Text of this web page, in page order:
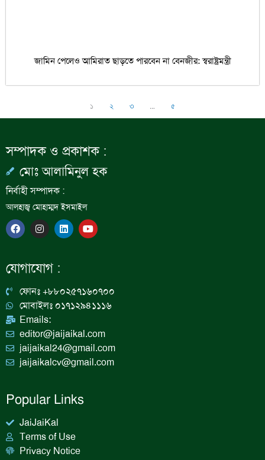
জামিন পেলেও আমিরাত ছাড়তে পারবেন না বেনজীর: স্বরাষ্ট্রমন্ত্রী
১ ২ ৩ … ৫
সম্পাদক ও প্রকাশক :
মোঃ আলামিনুল হক
নির্বাহী সম্পাদক :
আলহাজ্ব মোহাম্মদ ইসমাইল
F
a
c
b
o
I
n
s
a
g
a
m
L
i
n
n
Y
o
u
যোগাযোগ :
ফোনঃ +৮৮০২৫৭১৬০৭০০
মোবাইলঃ ০১৭১২৯৪১১১৬
Emails:
editor@jaijaikal.com
jaijaikal24@gmail.com
jaijaikalcv@gmail.com
Popular Links
JaiJaiKal
Terms of Use
Privacy Notice